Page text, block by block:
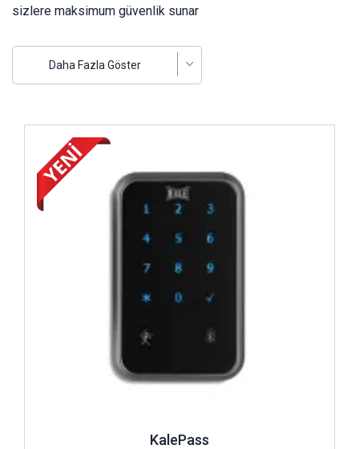
sizlere maksimum güvenlik sunar
Neden Kale Akıllı Kilitler?
Üstün güvenlik & kullanım kolaylığı
kalmadan hızlı, konforlu erişim sağlar.
Geniş ürün yelpazesi
donanımlarından, geçiş kontrol üniteleri ve
elektromanyetik kilitlere hem mekanik hem dijital
ihtiyacı karşılayan çözümler üretir.
Akıllı entegrasyon: Parmak izi, uzaktan kumanda,
mobil uygulama gibi ek özelliklerle akıllı kilit
ekosistemimiz, kullanıcı dostu ve yüksek otomasyonlu
Dijital Güvenlikle Geleceğe Geçiş
dijitalleşen yaşam ve iş alanlarına öncülük ediyor. Müşteri
odaklı inovasyon ile elektronik kartlı sistemler; hızlı
entegrasyon, yüksek güvenlik ve geniş uygulama alanıyla
Daha Fazla Göster
KalePass